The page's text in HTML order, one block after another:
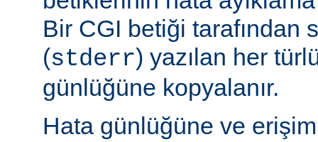
Bir CGI betiği tarafından
(stderr) yazılan her
günlüğüne kopyalanır.
Hata günlüğüne ve